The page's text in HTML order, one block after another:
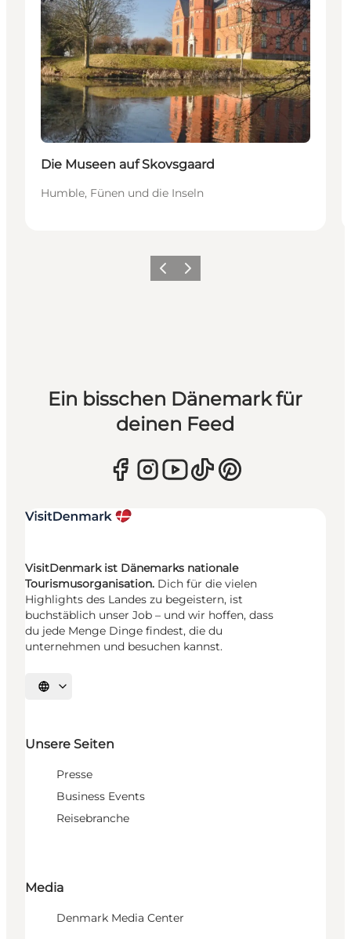
Die Museen auf Skovsgaard
Humble, Fünen und die Inseln
ZurückWeiter
Ein bisschen Dänemark für
deinen Feed
VisitDenmark ist Dänemarks nationale
Tourismusorganisation. Dich für die vielen
Highlights des Landes zu begeistern, ist
buchstäblich unser Job – und wir hoffen, dass
du jede Menge Dinge findest, die du
unternehmen und besuchen kannst.
Sprache auswählen
Unsere Seiten
Presse
Business Events
Reisebranche
Media
Denmark Media Center